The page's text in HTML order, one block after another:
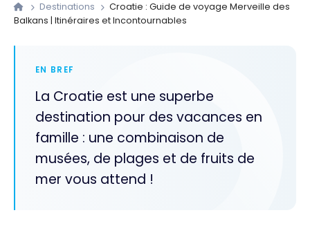
Destinations
Croatie : Guide de voyage Merveille des
Balkans | Itinéraires et Incontournables
EN BREF
La Croatie est une superbe
destination pour des vacances en
famille : une combinaison de
musées, de plages et de fruits de
mer vous attend !